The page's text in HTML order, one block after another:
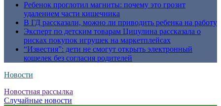
Ребенок проглотил магниты: почему это грозит
удалением части кишечника
В ГД рассказали, можно ли приводить ребенка на работу
Эксперт по детским товарам Цицулина рассказала о
рисках покупок игрушек на маркетплейсах
“Известия”: дети не смогут открыть электронный
кошелек без согласия родителей
Новости
Новостная рассылка
Случайные новости